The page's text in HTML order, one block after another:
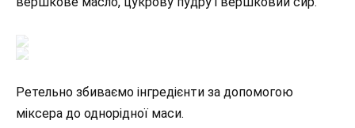
Ретельно збиваємо інгредієнти за допомогою
міксера до однорідної маси.